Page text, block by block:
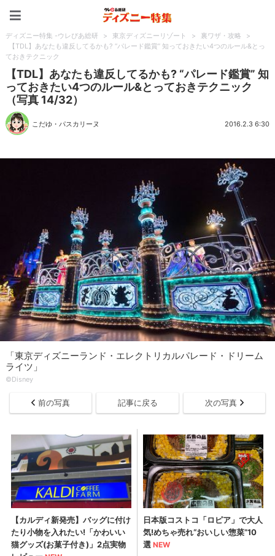
ディズニー特集 -ウレぴあ総研 > 東京ディズニーリゾート > 裏ワザ・攻略
>
【TDL】あなたも違反してるかも? “パレード鑑賞” 知っておきたい4つのルール&とっ
ておきテクニック
【TDL】あなたも違反してるかも? “パレード鑑賞” 知
っておきたい4つのルール&とっておきテクニック
（写真 14/32）
こだゆ・パスカリーヌ 2016.2.3 6:30
「東京ディズニーランド・エレクトリカルパレード・ドリーム
ライツ」
©Disney
前の写真 記事に戻る 次の写真